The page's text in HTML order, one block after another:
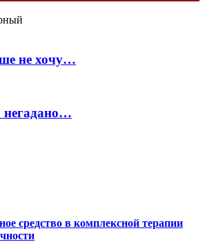
не хочу…
средство в комплексной терапии